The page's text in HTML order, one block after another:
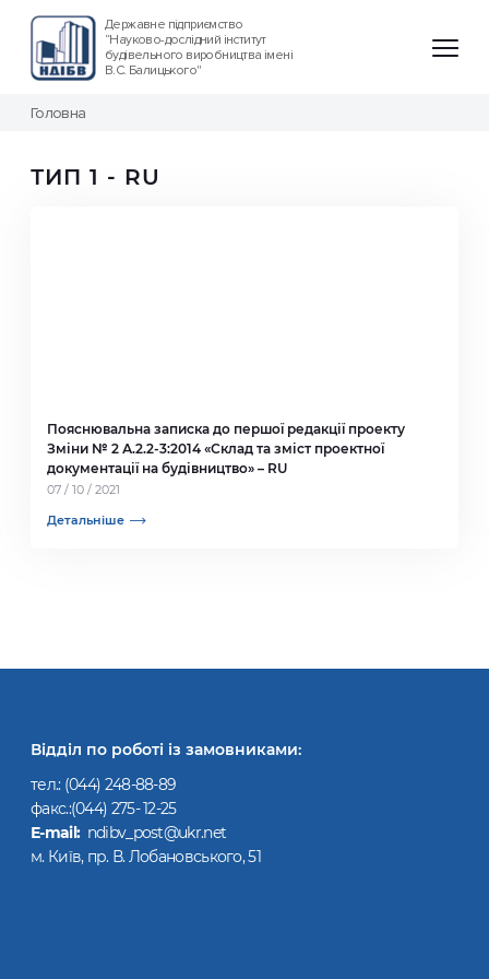
Державне підприємство
“Науково-дослідний інститут
будівельного виробництва імені
В.С. Балицького"
Головна
ТИП 1 - RU
Пояснювальна записка до першої редакції проекту
Зміни № 2 А.2.2-3:2014 «Склад та зміст проектної
документації на будівництво» – RU
07 / 10 / 2021
Детальніше
Відділ по роботі із замовниками:
тел.: (044) 248-88-89
факс.:(044) 275- 12-25
Е-mail: ndibv_post@ukr.net
м. Київ, пр. В. Лобановського, 51